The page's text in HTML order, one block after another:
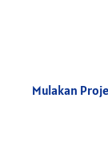
Merican is
high-quality
Mulakan